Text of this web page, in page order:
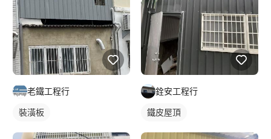
老鐵工程行
裝潢板
銓安工程行
鐵皮屋頂